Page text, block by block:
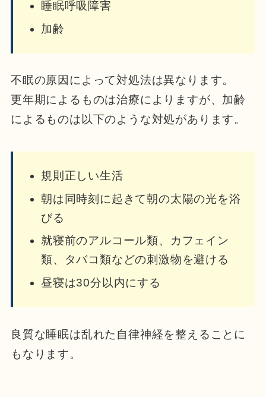
睡眠呼吸障害
加齢
不眠の原因によって対処法は異なります。
更年期によるものは治療によりますが、加齢
によるものは以下のような対処があります。
規則正しい生活
朝は同時刻に起きて朝の太陽の光を浴
びる
就寝前のアルコール類、カフェイン
類、タバコ類などの刺激物を避ける
昼寝は30分以内にする
良質な睡眠は乱れた自律神経を整えることに
もなります。